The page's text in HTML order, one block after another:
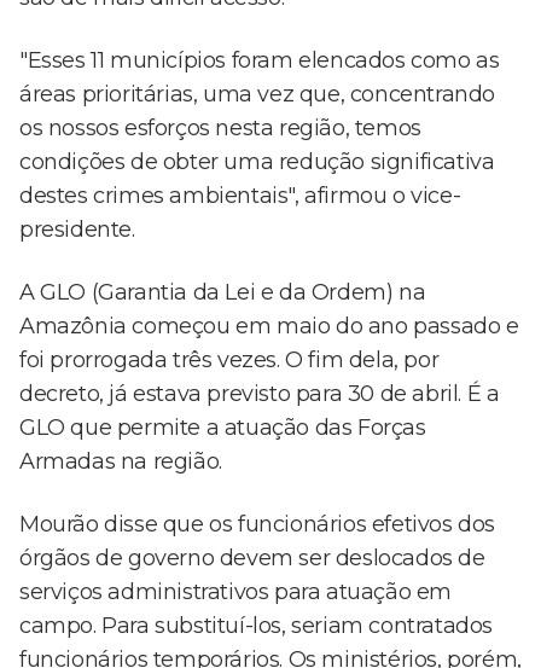
"Esses 11 municípios foram elencados como as
áreas prioritárias, uma vez que, concentrando
os nossos esforços nesta região, temos
condições de obter uma redução significativa
destes crimes ambientais", afirmou o vice-
presidente.
A GLO (Garantia da Lei e da Ordem) na
Amazônia começou em maio do ano passado e
foi prorrogada três vezes. O fim dela, por
decreto, já estava previsto para 30 de abril. É a
GLO que permite a atuação das Forças
Armadas na região.
Mourão disse que os funcionários efetivos dos
órgãos de governo devem ser deslocados de
serviços administrativos para atuação em
campo. Para substituí-los, seriam contratados
funcionários temporários. Os ministérios, porém,